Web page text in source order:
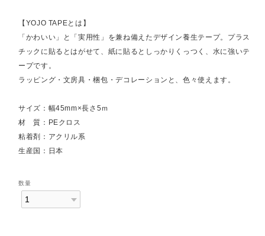
【YOJO TAPEとは】
「かわいい」と「実用性」を兼ね備えたデザイン養生テープ。プラス
チックに貼るとはがせて、紙に貼るとしっかりくっつく、水に強いテ
ープです。
ラッピング・文房具・梱包・デコレーションと、色々使えます。
サイズ：幅45mm×長さ5ｍ
材 質：PEクロス
粘着剤：アクリル系
生産国：日本
数量